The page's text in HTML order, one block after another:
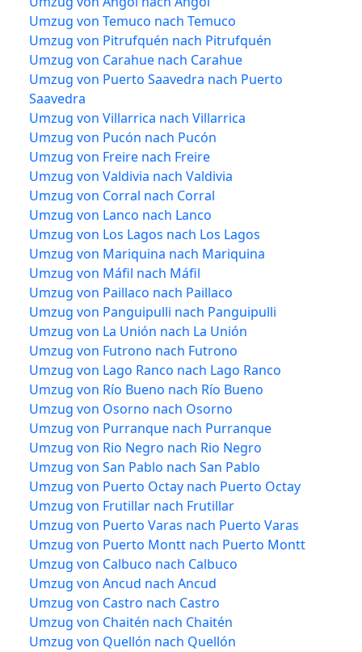
Umzug von Temuco nach Temuco
Umzug von Pitrufquén nach Pitrufquén
Umzug von Carahue nach Carahue
Umzug von Puerto Saavedra nach Puerto
Saavedra
Umzug von Villarrica nach Villarrica
Umzug von Pucón nach Pucón
Umzug von Freire nach Freire
Umzug von Valdivia nach Valdivia
Umzug von Corral nach Corral
Umzug von Lanco nach Lanco
Umzug von Los Lagos nach Los Lagos
Umzug von Mariquina nach Mariquina
Umzug von Máfil nach Máfil
Umzug von Paillaco nach Paillaco
Umzug von Panguipulli nach Panguipulli
Umzug von La Unión nach La Unión
Umzug von Futrono nach Futrono
Umzug von Lago Ranco nach Lago Ranco
Umzug von Río Bueno nach Río Bueno
Umzug von Osorno nach Osorno
Umzug von Purranque nach Purranque
Umzug von Rio Negro nach Rio Negro
Umzug von San Pablo nach San Pablo
Umzug von Puerto Octay nach Puerto Octay
Umzug von Frutillar nach Frutillar
Umzug von Puerto Varas nach Puerto Varas
Umzug von Puerto Montt nach Puerto Montt
Umzug von Calbuco nach Calbuco
Umzug von Ancud nach Ancud
Umzug von Castro nach Castro
Umzug von Chaitén nach Chaitén
Umzug von Quellón nach Quellón